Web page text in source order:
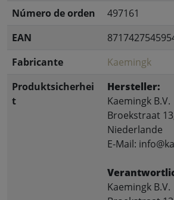
Número de orden
497161
EAN
Fabricante
Kaemingk
Produktsicherhei
t
Hersteller:
Kaemingk B.V.
Broekstraat
Niederlande
E-Mail:
Kaemingk B.V.